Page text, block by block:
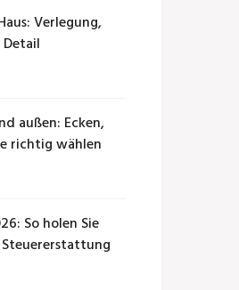
Verlegung,
außen: Ecken,
richtig wählen
So holen Sie
Steuererstattung